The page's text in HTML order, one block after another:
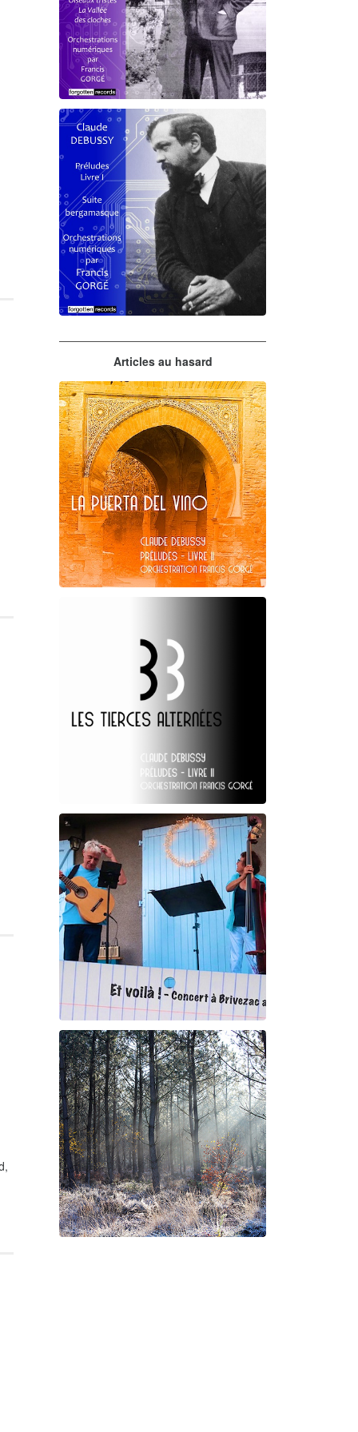
Debussy - Schmitt - Ravel
orchestrations numériques par
Francis Gorgé
Claude Debussy
Francis Gorgé
Articles au hasard
La puerta del vino
Claude Debussy
Les Tierces alternées
Et voilà !
Geneviève Cabannes -
Francis Gorgé